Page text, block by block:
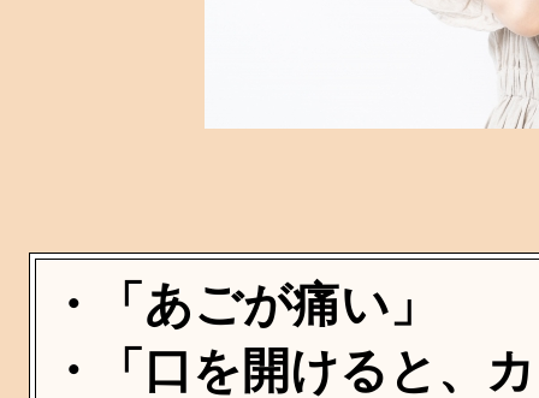
・「あごが痛い」
・「口を開けると、